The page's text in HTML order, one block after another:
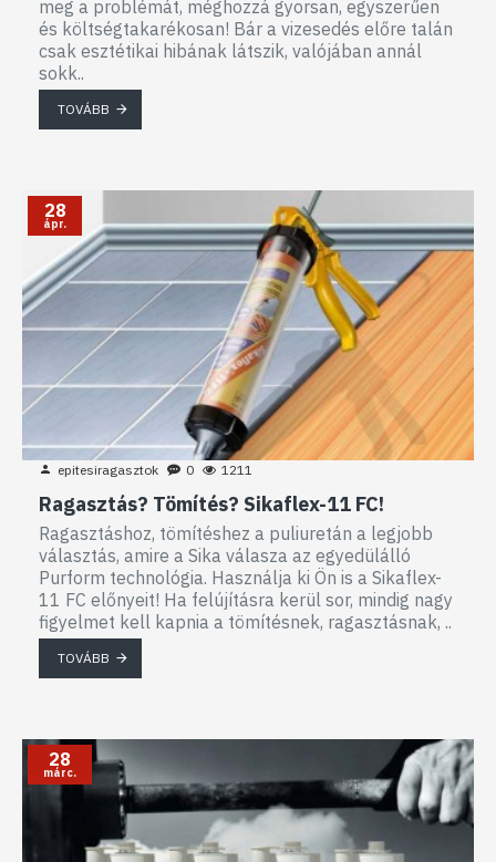
meg a problémát, méghozzá gyorsan, egyszerűen
és költségtakarékosan! Bár a vizesedés előre talán
csak esztétikai hibának látszik, valójában annál
sokk..
TOVÁBB
28
ápr.
epitesiragasztok 0 1211
Ragasztás? Tömítés? Sikaflex-11 FC!
Ragasztáshoz, tömítéshez a puliuretán a legjobb
választás, amire a Sika válasza az egyedülálló
Purform technológia. Használja ki Ön is a Sikaflex-
11 FC előnyeit! Ha felújításra kerül sor, mindig nagy
figyelmet kell kapnia a tömítésnek, ragasztásnak, ..
TOVÁBB
28
márc.